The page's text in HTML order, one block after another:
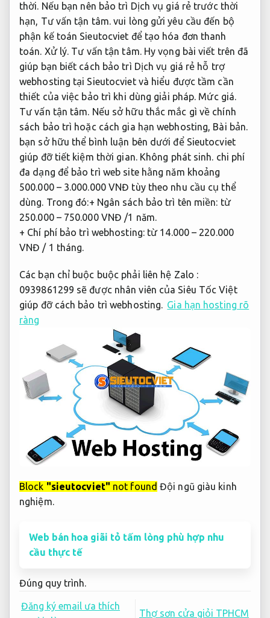
250.000 – 750.000 VNĐ /1 năm.
+ Chí phí bảo trì webhosting: từ 14.000 – 220.000
VNĐ / 1 tháng.
Các bạn chỉ buộc buộc phải liên hệ Zalo :
0939861299 sẽ được nhân viên của Siêu Tốc Việt
giúp đỡ cách bảo trì webhosting. Gia hạn hosting rõ
ràng
Block "sieutocviet" not found
Đội ngũ giàu kinh
nghiệm.
Web bán hoa giãi tỏ tấm lòng phù hợp nhu
cầu thực tế
Đúng quy trình.
Đăng ký email ưa thích
Thợ sơn cửa giỏi TPHCM